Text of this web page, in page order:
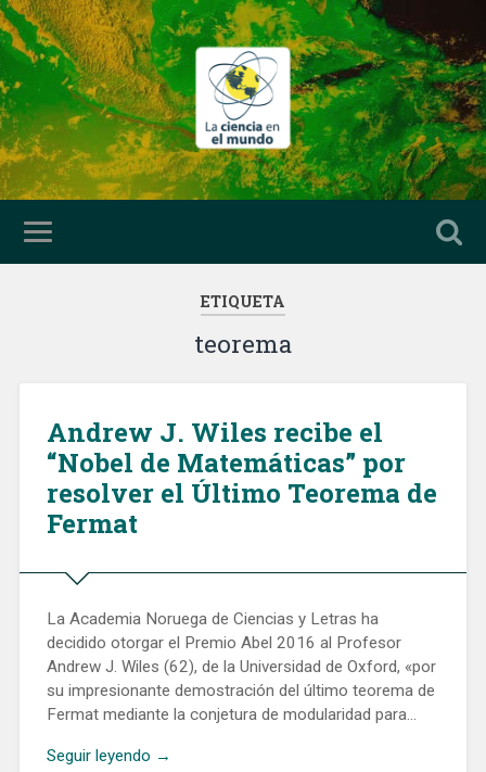
ETIQUETA
teorema
Andrew J. Wiles recibe el
“Nobel de Matemáticas” por
resolver el Último Teorema de
Fermat
La Academia Noruega de Ciencias y Letras ha
decidido otorgar el Premio Abel 2016 al Profesor
Andrew J. Wiles (62), de la Universidad de Oxford, «por
su impresionante demostración del último teorema de
Fermat mediante la conjetura de modularidad para…
Seguir leyendo →